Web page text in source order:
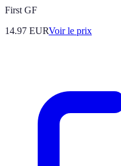
First GF
14.97 EURVoir le prix